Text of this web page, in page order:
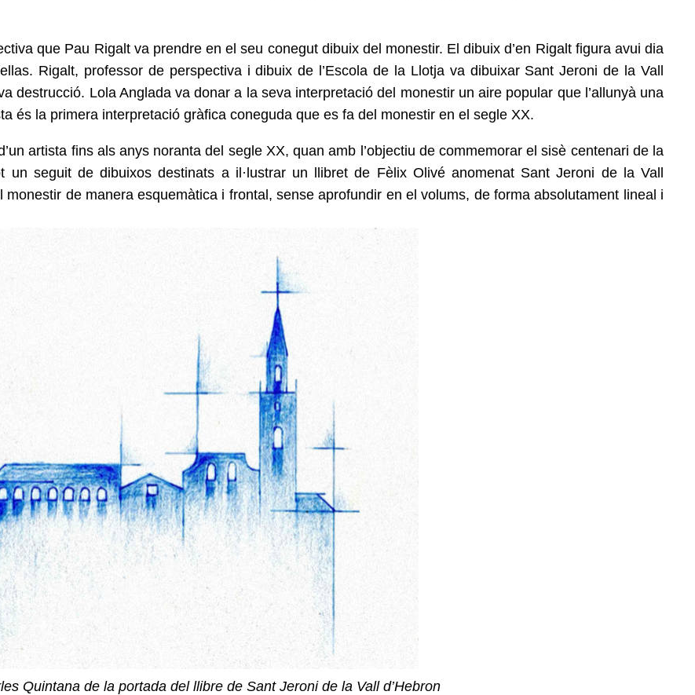
que Pau Rigalt va prendreen el seu conegut dibuix del monestir. El dibuix d’en Rigalt figura avui dia
Rigalt, professor de perspectiva idibuix de l’Escola de la Llotja va dibuixar Sant Jeroni de la Vall
destrucció. Lola Anglada va donar a la seva interpretació del monestir un aire popular que l’allunyà una
és la primera interpretació gràfica coneguda que es fa del monestir en el segle XX.
artista fins als anys noranta del segle XX, quan amb l’objectiu de commemorar el sisè centenari de la
un seguit de dibuixos destinats a il·lustrar un llibret de Fèlix Olivé anomenat Sant Jeroni de la Vall
de manera esquemàtica i frontal, sense aprofundir en el volums, de forma absolutament lineal i
Quintana de la portada del llibre de Sant Jeroni de la Vall d’Hebron